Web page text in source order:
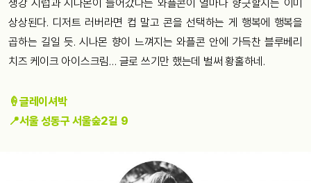
생강 시럽과 시나몬이 들어갔다는 와플콘이 얼마나 향긋할지는 이미
상상된다. 디저트 러버라면 컵 말고 콘을 선택하는 게 행복에 행복을
곱하는 길일 듯. 시나몬 향이 느껴지는 와플콘 안에 가득찬 블루베리
치즈 케이크 아이스크림… 글로 쓰기만 했는데 벌써 황홀하네.
🍦글레이셔박
📍서울 성동구 서울숲2길 9